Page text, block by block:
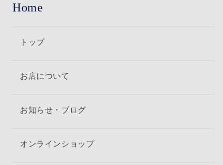
Home
トップ
お店について
お知らせ・ブログ
オンラインショップ